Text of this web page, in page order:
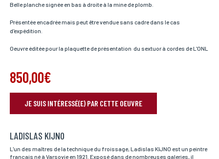
Belle planche signée en bas à droite à la mine de plomb.
Présentée encadrée mais peut être vendue sans cadre dans le cas
d'expédition.
Oeuvre éditée pour la plaquette de présentation du sextuor à cordes de L'ONL
850,00€
JE SUIS INTÉRESSÉ(E) PAR CETTE OEUVRE
RÉSERVER VOTRE OEUVRE
Nom*
vous pouvez nous laisser vos nom et prénom.
LADISLAS KIJNO
L'un des maîtres de la technique du froissage, Ladislas KIJNO est un peintre
français né à Varsovie en 1921. Exposé dans de nombreuses galeries, il